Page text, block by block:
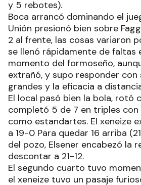
y 5 rebotes).
Boca arrancó dominando el
Unión presionó bien sobre
2 al frente, las cosas variaron
se llenó rápidamente de faltas
momento del formoseño,
extrañó, y supo responder con
grandes y la eficacia a
El local pasó bien la bola, rotó
completó 5 de 7 en triples
como estandartes. El xeneize
a 19-0 Para quedar 16 arriba
del pozo, Elsener encabezó la
descontar a 21-12.
El segundo cuarto tuvo
el xeneize tuvo un pasaje